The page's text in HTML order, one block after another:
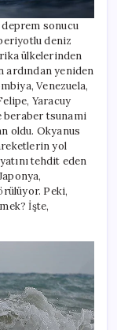
sonucu
deniz
ülkelerinden
ardından yeniden
Venezuela,
Yaracuy
beraber tsunami
oldu. Okyanus
yol
tehdit eden
Peki,
İşte,